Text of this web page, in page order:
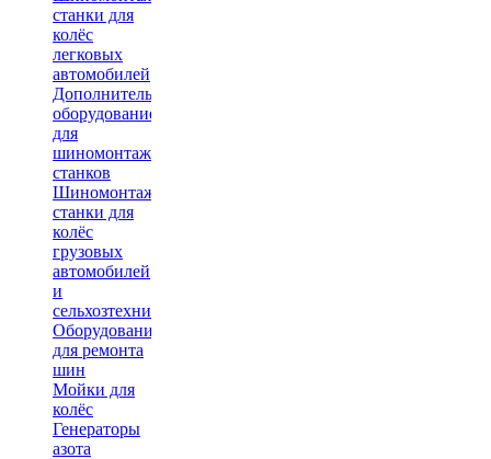
станки для
колёс
легковых
автомобилей
Дополнительное
оборудование
для
шиномонтажных
станков
Шиномонтажные
станки для
колёс
грузовых
автомобилей
и
сельхозтехники
Оборудование
для ремонта
шин
Мойки для
колёс
Генераторы
азота